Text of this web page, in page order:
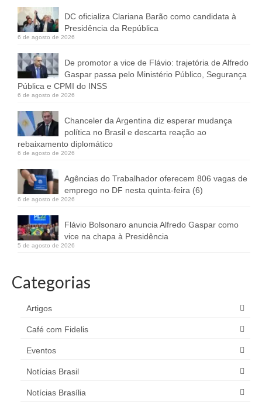
DC oficializa Clariana Barão como candidata à
Presidência da República
6 de agosto de 2026
De promotor a vice de Flávio: trajetória de Alfredo
Gaspar passa pelo Ministério Público, Segurança
Pública e CPMI do INSS
6 de agosto de 2026
Chanceler da Argentina diz esperar mudança
política no Brasil e descarta reação ao
rebaixamento diplomático
6 de agosto de 2026
Agências do Trabalhador oferecem 806 vagas de
emprego no DF nesta quinta-feira (6)
6 de agosto de 2026
Flávio Bolsonaro anuncia Alfredo Gaspar como
vice na chapa à Presidência
5 de agosto de 2026
Categorias
Artigos
Café com Fidelis
Eventos
Notícias Brasil
Notícias Brasília